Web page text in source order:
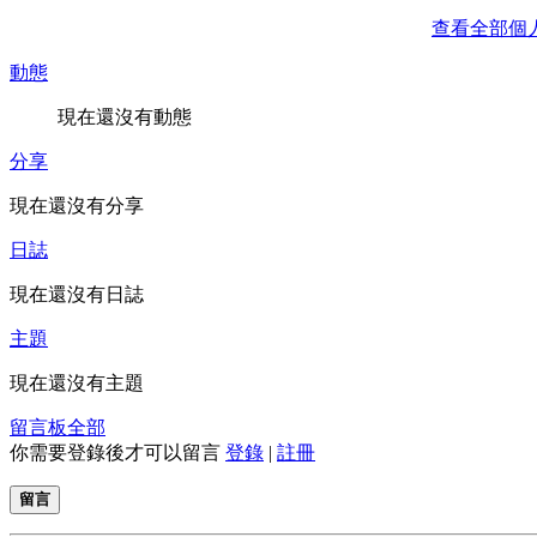
查看全部個
動態
現在還沒有動態
分享
現在還沒有分享
日誌
現在還沒有日誌
主題
現在還沒有主題
留言板全部
你需要登錄後才可以留言 登錄 | 註冊
留言